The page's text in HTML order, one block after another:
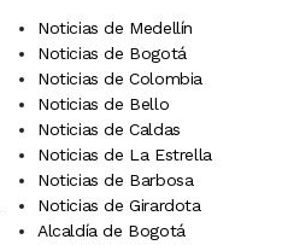
Noticias de Medellín
Noticias de Bogotá
Noticias de Colombia
Noticias de Bello
Noticias de Caldas
Noticias de La Estrella
Noticias de Barbosa
Noticias de Girardota
Alcaldía de Bogotá